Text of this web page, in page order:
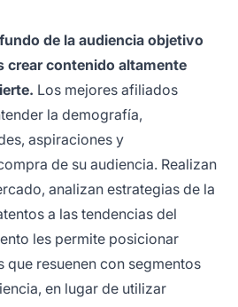
de la audiencia objetivo
crear contenido altamente
Los mejores afiliados
la demografía,
aspiraciones y
de su audiencia. Realizan
analizan estrategias de la
a las tendencias del
les permite posicionar
que resuenen con segmentos
en lugar de utilizar